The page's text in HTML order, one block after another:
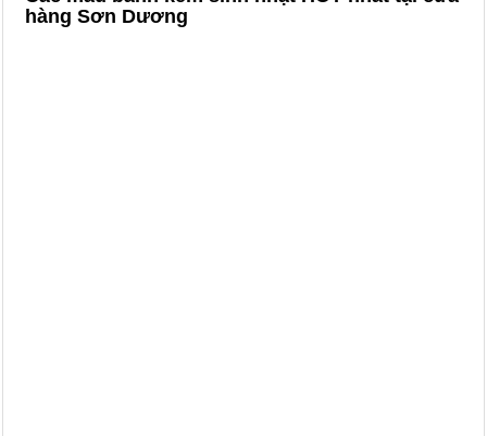
hàng Sơn Dương